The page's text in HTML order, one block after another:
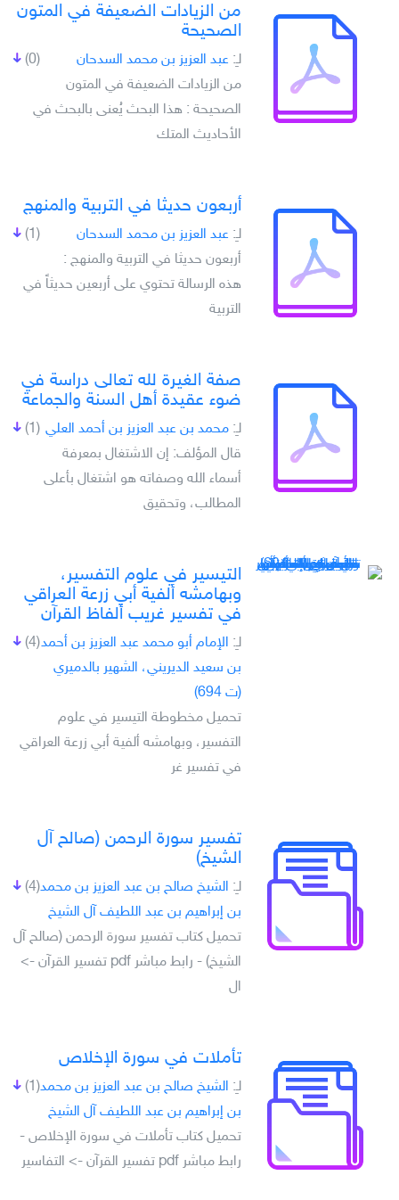
من الزيادات الضعيفة في المتون
الصحيحة
(0) لـِ: عبد العزيز بن محمد السدحان
من الزيادات الضعيفة في المتون
الصحيحة : هذا البحث يُعنى بالبحث في
الأحاديث المتك
أربعون حديثا في التربية والمنهج
(1) لـِ: عبد العزيز بن محمد السدحان
أربعون حديثا في التربية والمنهج :
هذه الرسالة تحتوي على أربعين حديثاً في
التربية
صفة الغيرة لله تعالى دراسة في
ضوء عقيدة أهل السنة والجماعة
(1) لـِ: محمد بن عبد العزيز بن أحمد العلي
قال المؤلف: إن الاشتغال بمعرفة
أسماء الله وصفاته هو اشتغال بأعلى
المطالب، وتحقيق
التيسير في علوم التفسير،
وبهامشه ألفية أبي زرعة العراقي
في تفسير غريب ألفاظ القرآن
(4) لـِ: الإمام أبو محمد عبد العزيز بن أحمد
بن سعيد الديريني، الشهير بالدميري
(ت 694)
تحميل مخطوطة التيسير في علوم
التفسير، وبهامشه ألفية أبي زرعة العراقي
في تفسير غر
تفسير سورة الرحمن (صالح آل
الشيخ)
(4) لـِ: الشيخ صالح بن عبد العزيز بن محمد
بن إبراهيم بن عبد اللطيف آل الشيخ
تحميل كتاب تفسير سورة الرحمن (صالح آل
الشيخ) - رابط مباشر pdf تفسير القرآن ->
ال
تأملات في سورة الإخلاص
(1) لـِ: الشيخ صالح بن عبد العزيز بن محمد
بن إبراهيم بن عبد اللطيف آل الشيخ
تحميل كتاب تأملات في سورة الإخلاص -
رابط مباشر pdf تفسير القرآن -> التفاسير